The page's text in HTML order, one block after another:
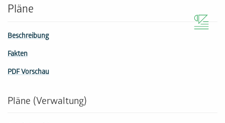
Pläne
Beschreibung
Fakten
PDF Vorschau
Pläne (Verwaltung)